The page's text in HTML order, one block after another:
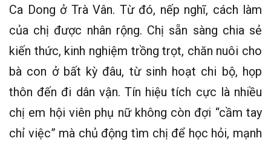
Ca Dong ở Trà Vân. Từ đó, nếp nghĩ, cách làm
của chị được nhân rộng. Chị sẵn sàng chia sẻ
kiến thức, kinh nghiệm trồng trọt, chăn nuôi cho
bà con ở bất kỳ đâu, từ sinh hoạt chi bộ, họp
thôn đến đi dân vận. Tín hiệu tích cực là nhiều
chị em hội viên phụ nữ không còn đợi “cầm tay
chỉ việc” mà chủ động tìm chị để học hỏi, mạnh